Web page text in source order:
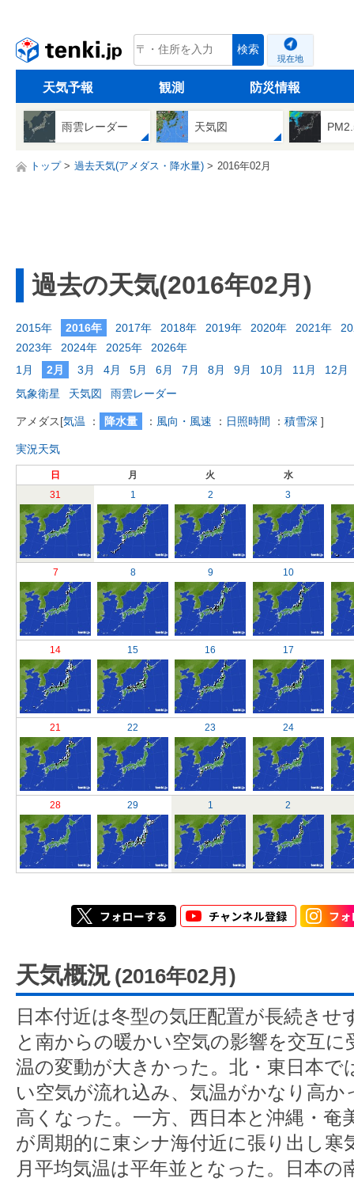
tenki.jp 検索
現在地
天気予報 観測 防災情報
雨雲レーダー 天気図
トップ 過去天気(アメダス・降水量) 2016年02月
過去の天気(2016年02月)
2015年 2016年 2017年 2018年 2019年 2020年 2021年
2023年
2024年 2025年
2026年
1月
2月 3月 4月 5月 6月 7月 8月 9月 10月 11月
12月
気象衛星
天気図 雨雲レーダー
アメダス[気温 ： 降水量 ： 風向・風速 ： 日照時間 ： 積雪深 ]
実況天気
日 月 火
水
31
1 2 3
7 8 9 10
14 15 16 17
21 22 23 24
28 29 1 2
天気概況 (2016年02月)
日本付近は冬型の気圧配置が長続きせ
と南からの暖かい空気の影響を交互
温の変動が大きかった。北・東日本で
い空気が流れ込み、気温がかなり高
高くなった。一方、西日本と沖縄・奄
が周期的に東シナ海付近に張り出し寒
月平均気温は平年並となった。日本の